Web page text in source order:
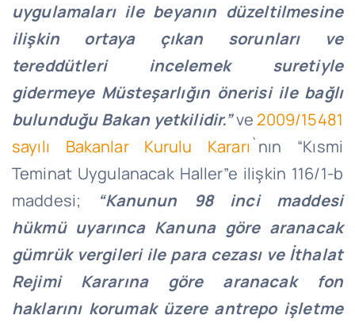
uygulamaları ile beyanın düzeltilmesine
ilişkin ortaya çıkan sorunları ve
tereddütleri incelemek suretiyle
gidermeye Müsteşarlığın önerisi ile bağlı
bulunduğu Bakan yetkilidir.”ve 2009/15481
sayılı Bakanlar Kurulu Kararı `nın “Kısmi
Teminat Uygulanacak Haller”e ilişkin 116/1-b
maddesi;
“Kanunun 98 inci maddesi
hükmü uyarınca Kanuna göre aranacak
gümrük vergileri ile para cezası ve İthalat
Rejimi Kararına göre aranacak fon
haklarını korumak üzere antrepo işletme